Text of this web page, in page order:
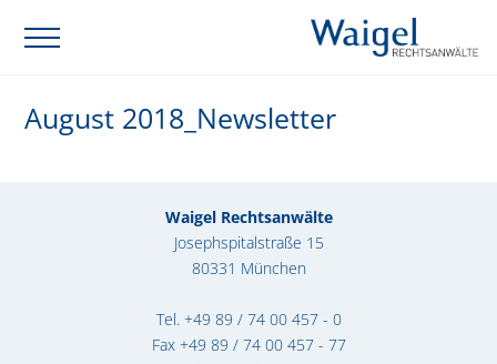
August 2018_Newsletter
Waigel Rechtsanwälte
Josephspitalstraße 15
80331 München
Tel. +49 89 / 74 00 457 - 0
Fax +49 89 / 74 00 457 - 77